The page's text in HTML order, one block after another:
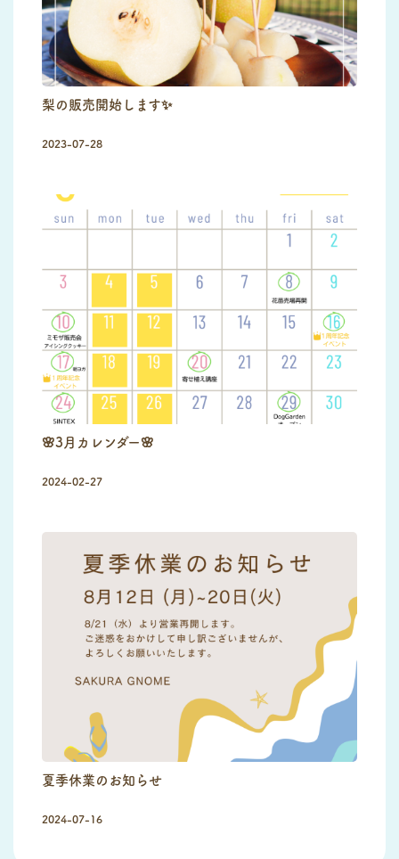
梨の販売開始します✨
2023-07-28
🌸3月カレンダー🌸
2024-02-27
夏季休業のお知らせ
2024-07-16